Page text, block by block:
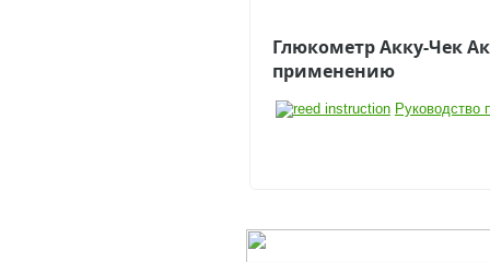
Глюкометр Акку-Чек
применению
Руководство